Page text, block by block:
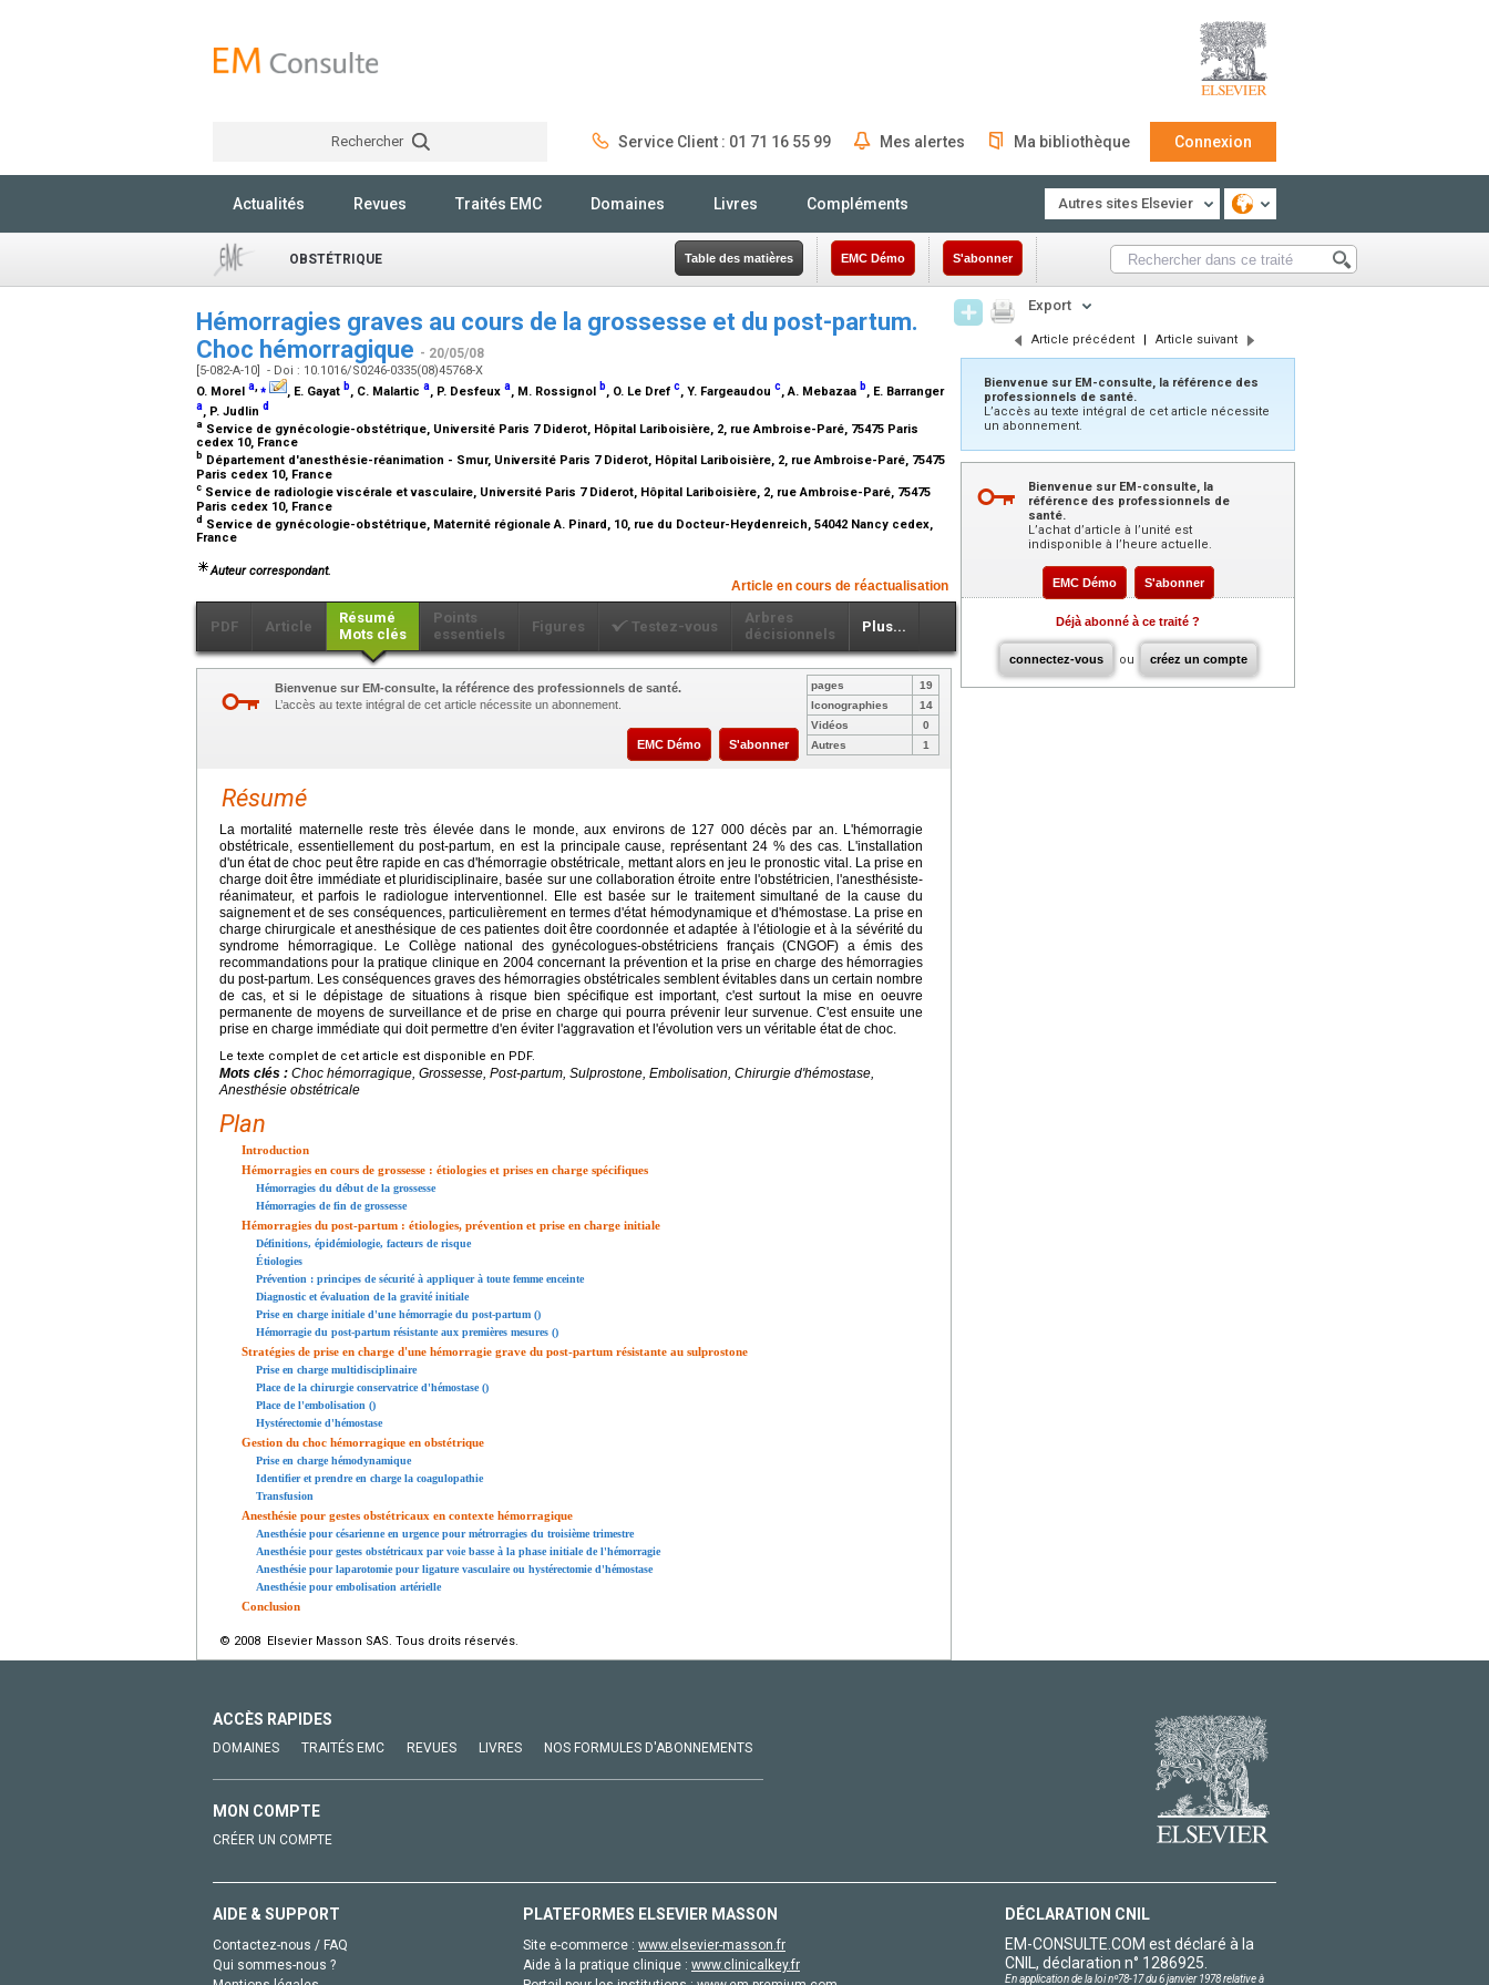
Rechercher Service Client : 01 71 16 55 99 Mes alertes Ma bibliothèque Connexion
Actualités Revues Traités EMC Domaines Livres Compléments Autres sites Elsevier
OBSTÉTRIQUE Table des matières EMC Démo S'abonner
Hémorragies graves au cours de la grossesse et du post-partum.
Choc hémorragique - 20/05/08
[5-082-A-10] - Doi : 10.1016/S0246-0335(08)45768-X
O. Morel a,⁎ , E. Gayat b, C. Malartic a, P. Desfeux a, M. Rossignol b, O. Le Dref c, Y. Fargeaudou c, A. Mebazaa b, E. Barranger
a, P. Judlin d
a Service de gynécologie-obstétrique, Université Paris 7 Diderot, Hôpital Lariboisière, 2, rue Ambroise-Paré, 75475 Paris
cedex 10, France
b Département d'anesthésie-réanimation - Smur, Université Paris 7 Diderot, Hôpital Lariboisière, 2, rue Ambroise-Paré, 75475
Paris cedex 10, France
c Service de radiologie viscérale et vasculaire, Université Paris 7 Diderot, Hôpital Lariboisière, 2, rue Ambroise-Paré, 75475
Paris cedex 10, France
d Service de gynécologie-obstétrique, Maternité régionale A. Pinard, 10, rue du Docteur-Heydenreich, 54042 Nancy cedex,
France
Auteur correspondant.
Article en cours de réactualisation
PDF Article
Résumé
Mots clés
Points
essentiels
Figures Testez-vous
Arbres
décisionnels
Plus...
Bienvenue sur EM-consulte, la référence des professionnels de santé.
L’accès au texte intégral de cet article nécessite un abonnement.
EMC Démo S'abonner
pages
19
Iconographies
14
Vidéos
0
Autres
1
Résumé
La mortalité maternelle reste très élevée dans le monde, aux environs de 127 000 décès par an. L'hémorragie
obstétricale, essentiellement du post-partum, en est la principale cause, représentant 24 % des cas. L'installation
d'un état de choc peut être rapide en cas d'hémorragie obstétricale, mettant alors en jeu le pronostic vital. La prise en
charge doit être immédiate et pluridisciplinaire, basée sur une collaboration étroite entre l'obstétricien, l'anesthésiste-
réanimateur, et parfois le radiologue interventionnel. Elle est basée sur le traitement simultané de la cause du
saignement et de ses conséquences, particulièrement en termes d'état hémodynamique et d'hémostase. La prise en
charge chirurgicale et anesthésique de ces patientes doit être coordonnée et adaptée à l'étiologie et à la sévérité du
syndrome hémorragique. Le Collège national des gynécologues-obstétriciens français (CNGOF) a émis des
recommandations pour la pratique clinique en 2004 concernant la prévention et la prise en charge des hémorragies
du post-partum. Les conséquences graves des hémorragies obstétricales semblent évitables dans un certain nombre
de cas, et si le dépistage de situations à risque bien spécifique est important, c'est surtout la mise en oeuvre
permanente de moyens de surveillance et de prise en charge qui pourra prévenir leur survenue. C'est ensuite une
prise en charge immédiate qui doit permettre d'en éviter l'aggravation et l'évolution vers un véritable état de choc.
Le texte complet de cet article est disponible en PDF.
Mots clés : Choc hémorragique, Grossesse, Post-partum, Sulprostone, Embolisation, Chirurgie d'hémostase,
Anesthésie obstétricale
Plan
Introduction
Hémorragies en cours de grossesse : étiologies et prises en charge spécifiques
Hémorragies du début de la grossesse
Hémorragies de fin de grossesse
Hémorragies du post-partum : étiologies, prévention et prise en charge initiale
Définitions, épidémiologie, facteurs de risque
Étiologies
Prévention : principes de sécurité à appliquer à toute femme enceinte
Diagnostic et évaluation de la gravité initiale
Prise en charge initiale d'une hémorragie du post-partum ()
Hémorragie du post-partum résistante aux premières mesures ()
Stratégies de prise en charge d'une hémorragie grave du post-partum résistante au sulprostone
Prise en charge multidisciplinaire
Place de la chirurgie conservatrice d'hémostase ()
Place de l'embolisation ()
Hystérectomie d'hémostase
Gestion du choc hémorragique en obstétrique
Prise en charge hémodynamique
Identifier et prendre en charge la coagulopathie
Transfusion
Anesthésie pour gestes obstétricaux en contexte hémorragique
Anesthésie pour césarienne en urgence pour métrorragies du troisième trimestre
Anesthésie pour gestes obstétricaux par voie basse à la phase initiale de l'hémorragie
Anesthésie pour laparotomie pour ligature vasculaire ou hystérectomie d'hémostase
Anesthésie pour embolisation artérielle
Conclusion
© 2008 Elsevier Masson SAS. Tous droits réservés.
Export
Article précédent | Article suivant
Bienvenue sur EM-consulte, la référence des
professionnels de santé.
L’accès au texte intégral de cet article nécessite
un abonnement.
Bienvenue sur EM-consulte, la
référence des professionnels de
santé.
L’achat d’article à l’unité est
indisponible à l’heure actuelle.
EMC Démo S'abonner
Déjà abonné à ce traité ?
connectez-vous ou créez un compte
ACCÈS RAPIDES
DOMAINES TRAITÉS EMC REVUES LIVRES NOS FORMULES D'ABONNEMENTS
MON COMPTE
CRÉER UN COMPTE
AIDE & SUPPORT
Contactez-nous / FAQ
Qui sommes-nous ?
PLATEFORMES ELSEVIER MASSON
Site e-commerce : www.elsevier-masson.fr
Aide à la pratique clinique : www.clinicalkey.fr
DÉCLARATION CNIL
EM-CONSULTE.COM est déclaré à la
CNIL, déclaration n° 1286925.
En application de la loi nº78-17 du 6 janvier 1978 relative à